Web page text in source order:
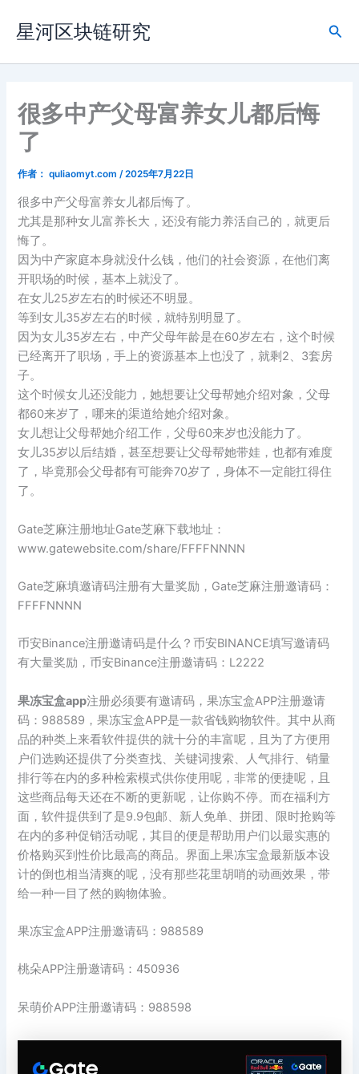
容
星河区块链研究
搜
很多中产父母富养女儿都后悔
了
作者： quliaomyt.com /2025年7月22日
很多中产父母富养女儿都后悔了。
尤其是那种女儿富养长大，还没有能力养活自己的，就更后
悔了。
因为中产家庭本身就没什么钱，他们的社会资源，在他们离
开职场的时候，基本上就没了。
在女儿25岁左右的时候还不明显。
等到女儿35岁左右的时候，就特别明显了。
因为女儿35岁左右，中产父母年龄是在60岁左右，这个时候
已经离开了职场，手上的资源基本上也没了，就剩2、3套房
子。
这个时候女儿还没能力，她想要让父母帮她介绍对象，父母
都60来岁了，哪来的渠道给她介绍对象。
女儿想让父母帮她介绍工作，父母60来岁也没能力了。
女儿35岁以后结婚，甚至想要让父母帮她带娃，也都有难度
了，毕竟那会父母都有可能奔70岁了，身体不一定能扛得住
了。
Gate芝麻注册地址Gate芝麻下载地址：
www.gatewebsite.com/share/FFFFNNNN
Gate芝麻填邀请码注册有大量奖励，Gate芝麻注册邀请码：
FFFFNNNN
币安Binance注册邀请码是什么？币安BINANCE填写邀请码
有大量奖励，币安Binance注册邀请码：L2222
果冻宝盒app注册必须要有邀请码，果冻宝盒APP注册邀请
码：988589，果冻宝盒APP是一款省钱购物软件。其中从商
品的种类上来看软件提供的就十分的丰富呢，且为了方便用
户们选购还提供了分类查找、关键词搜索、人气排行、销量
排行等在内的多种检索模式供你使用呢，非常的便捷呢，且
这些商品每天还在不断的更新呢，让你购不停。而在福利方
面，软件提供到了是9.9包邮、新人免单、拼团、限时抢购等
在内的多种促销活动呢，其目的便是帮助用户们以最实惠的
价格购买到性价比最高的商品。界面上果冻宝盒最新版本设
计的倒也相当清爽的呢，没有那些花里胡哨的动画效果，带
给一种一目了然的购物体验。
果冻宝盒APP注册邀请码：988589
桃朵APP注册邀请码：450936
呆萌价APP注册邀请码：988598